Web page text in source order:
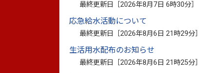
最終更新日［2026年8月7日 6時30分
応急給水活動について
最終更新日［2026年8月6日 21時29分
生活用水配布のお知らせ
最終更新日［2026年8月6日 21時25分
05.市民協働（R7）（PDF：799.9キ
06.文化・スポーツ（R7）（PDF：